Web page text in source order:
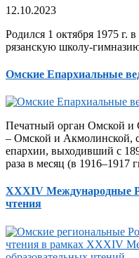
12.10.2023
Родился 1 октября 1975 г.
рязанскую школу-
Омские Епархиальные
Печатный орган Омской и
– Омской и Акмолинской,
епархии, выходивший с
раза в месяц (в 1916–1917
XXXIV Международные
чтения